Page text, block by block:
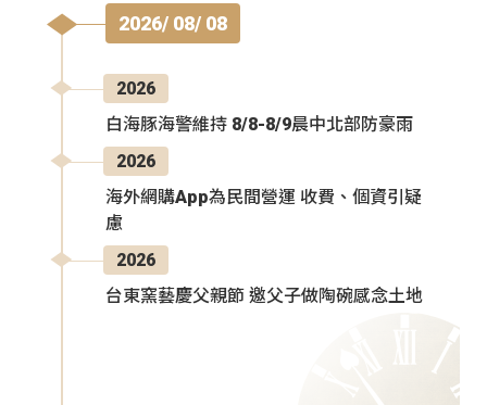
2026/ 08/ 08
2026
白海豚海警維持 8/8-8/9晨中北部防豪雨
2026
海外網購App為民間營運 收費、個資引疑
慮
2026
台東窯藝慶父親節 邀父子做陶碗感念土地